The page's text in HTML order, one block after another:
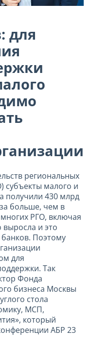
для
региональных
субъекты малого и
получили 430 млрд
больше, чем в
многих РГО, включая
и это
Поэтому
для
Так
Фонда
бизнеса Москвы
стола
МСП,
который
АБР 23